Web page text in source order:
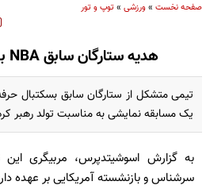
صفحه نخست »ورزشی »توپ و تور
هدیه ستارگان سابق NBA به رهبر کره شمالی
یک مسابقه نمایشی به مناسبت تولد رهبر
به گزارش اسوشیتدپرس، مربیگری
سرشناس و بازنشسته آمریکایی بر عهده